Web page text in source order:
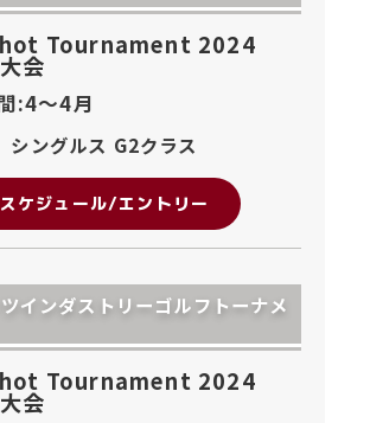
Tournament 2024
会
:4〜4月
シングルス G2クラス
スケジュール/エントリー
インダストリーゴルフトーナメ
Tournament 2024
会